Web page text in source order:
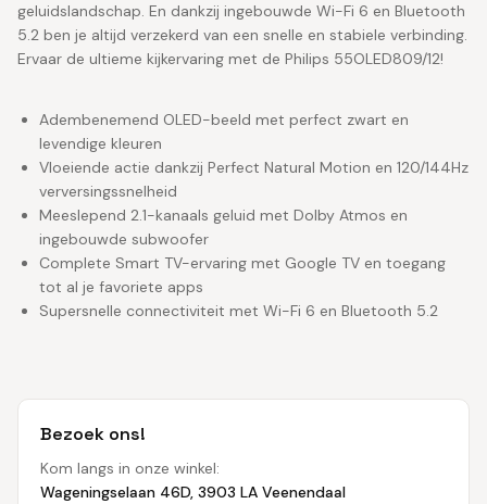
geluidslandschap. En dankzij ingebouwde Wi-Fi 6 en Bluetooth
5.2 ben je altijd verzekerd van een snelle en stabiele verbinding.
Ervaar de ultieme kijkervaring met de Philips 55OLED809/12!
Adembenemend OLED-beeld met perfect zwart en
levendige kleuren
Vloeiende actie dankzij Perfect Natural Motion en 120/144Hz
verversingssnelheid
Meeslepend 2.1-kanaals geluid met Dolby Atmos en
ingebouwde subwoofer
Complete Smart TV-ervaring met Google TV en toegang
tot al je favoriete apps
Supersnelle connectiviteit met Wi-Fi 6 en Bluetooth 5.2
Bezoek ons!
Kom langs in onze winkel:
Wageningselaan 46D, 3903 LA Veenendaal